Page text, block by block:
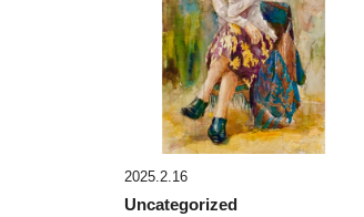
2025.2.16
Uncategorized